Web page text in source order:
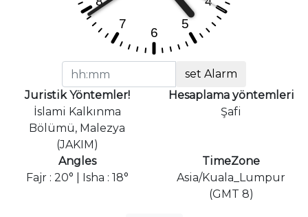
set Alarm
Juristik Yöntemler!
İslami Kalkınma
Bölümü, Malezya
(JAKIM)
Hesaplama yöntemleri
Şafi
Angles
Fajr : 20° | Isha : 18°
TimeZone
Asia/Kuala_Lumpur
(GMT 8)